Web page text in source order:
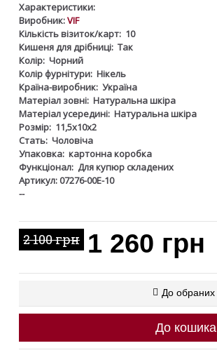
Характеристики:
Виробник:VIF
Кількість візиток/карт: 10
Кишеня для дрібниці: Так
Колір: Чорний
Колір фурнітури: Нікель
Країна-виробник: Україна
Матеріал зовні: Натуральна шкіра
Матеріал усередині: Натуральна шкіра
Розмір: 11,5х10х2
Стать: Чоловіча
Упаковка: картонна коробка
Функціонал: Для купюр складених
Артикул: 07276-00Е-10
--
2 100 грн 1 260 грн
До обраних
До кошика